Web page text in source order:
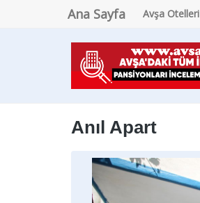
Ana Sayfa Avşa Otelleri
Anıl Apart